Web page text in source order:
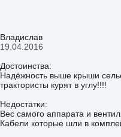
Владислав
19.04.2016
Достоинства:
Надёжность выше крыши
трактористы курят в углу!!!!
Недостатки:
Вес самого аппарата и
Кабели которые шли в